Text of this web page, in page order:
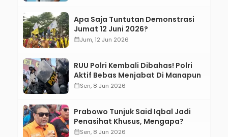
Apa Saja Tuntutan Demonstrasi
Jumat 12 Juni 2026?
calendar_monthJum, 12 Jun 2026
RUU Polri Kembali Dibahas! Polri
Aktif Bebas Menjabat Di Manapun
calendar_monthSen, 8 Jun 2026
Prabowo Tunjuk Said Iqbal Jadi
Penasihat Khusus, Mengapa?
calendar_monthSen, 8 Jun 2026